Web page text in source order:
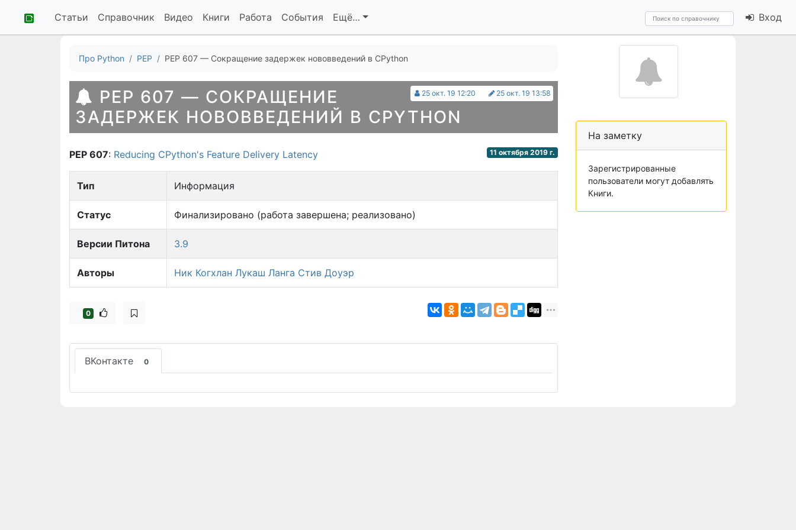
Статьи Справочник Видео Книги Работа События Ещё… Вход
Про Python PEP PEP 607 — Сокращение задержек нововведений в CPython
25 окт. 19 12:20 25 окт. 19 13:58
PEP 607 — СОКРАЩЕНИЕ
ЗАДЕРЖЕК НОВОВВЕДЕНИЙ В CPYTHON
11 октября 2019 г.
PEP 607: Reducing CPython's Feature Delivery Latency
Тип Информация
Статус Финализировано (работа завершена; реализовано)
Версии Питона 3.9
Авторы Ник Когхлан Лукаш Ланга Стив Доуэр
0
ВКонтакте 0
На заметку
Зарегистрированные
пользователи могут добавлять
Книги.